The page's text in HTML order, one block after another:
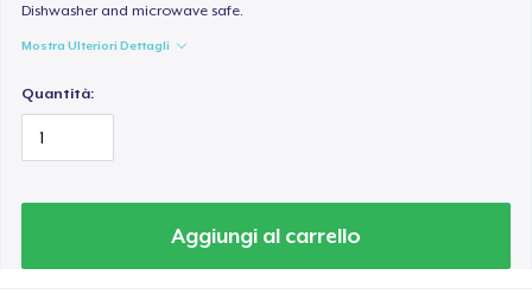
Dishwasher and microwave safe.
Mostra Ulteriori Dettagli
Quantità:
Aggiungi al carrello